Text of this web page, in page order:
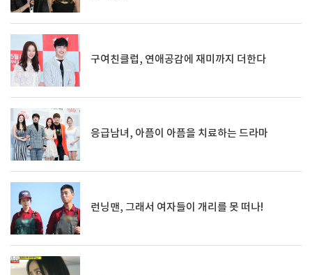
구여친클럽, 연애공감에 재미까지 더한다
응급남녀, 아픔이 아픔을 치료하는 드라마
런닝맨, 그래서 여자들이 개리를 못 떠나!